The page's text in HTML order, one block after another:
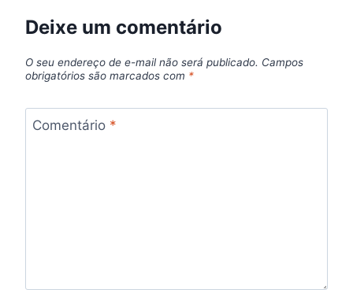
Deixe um comentário
O seu endereço de e-mail não será publicado. Campos
obrigatórios são marcados com *
Comentário *